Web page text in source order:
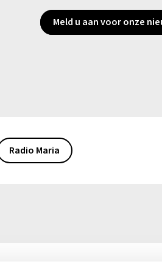
Meld u aan voor onze
Radio Maria